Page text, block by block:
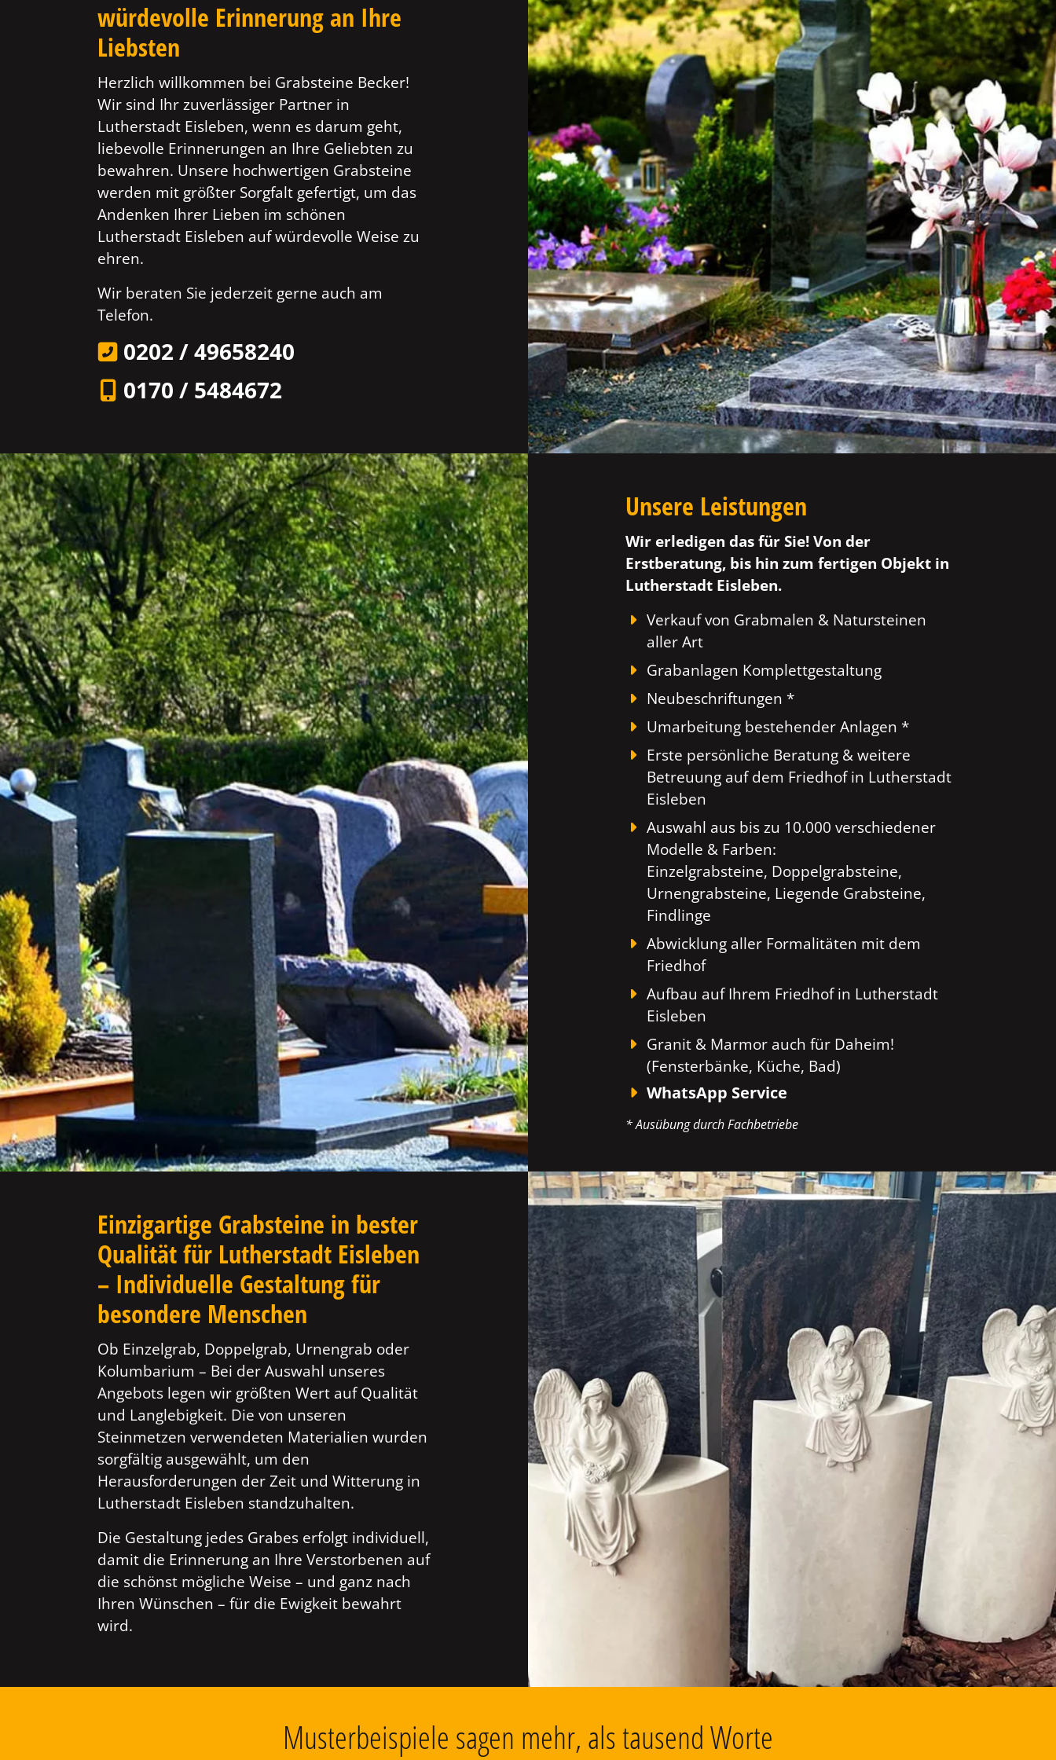
würdevolle Erinnerung an Ihre
Liebsten
Herzlich willkommen bei Grabsteine Becker!
Wir sind Ihr zuverlässiger Partner in
Lutherstadt Eisleben, wenn es darum geht,
liebevolle Erinnerungen an Ihre Geliebten zu
bewahren. Unsere hochwertigen Grabsteine
werden mit größter Sorgfalt gefertigt, um das
Andenken Ihrer Lieben im schönen
Lutherstadt Eisleben auf würdevolle Weise zu
ehren.
Wir beraten Sie jederzeit gerne auch am
Telefon.
0202 / 49658240
0170 / 5484672
Unsere Leistungen
Wir erledigen das für Sie! Von der
Erstberatung, bis hin zum fertigen Objekt in
Lutherstadt Eisleben.
Verkauf von Grabmalen & Natursteinen
aller Art
Grabanlagen Komplettgestaltung
Neubeschriftungen *
Umarbeitung bestehender Anlagen *
Erste persönliche Beratung & weitere
Betreuung auf dem Friedhof in Lutherstadt
Eisleben
Auswahl aus bis zu 10.000 verschiedener
Modelle & Farben:
Einzelgrabsteine, Doppelgrabsteine,
Urnengrabsteine, Liegende Grabsteine,
Findlinge
Abwicklung aller Formalitäten mit dem
Friedhof
Aufbau auf Ihrem Friedhof in Lutherstadt
Eisleben
Granit & Marmor auch für Daheim!
(Fensterbänke, Küche, Bad)
WhatsApp Service
* Ausübung durch Fachbetriebe
Einzigartige Grabsteine in bester
Qualität für Lutherstadt Eisleben
– Individuelle Gestaltung für
besondere Menschen
Ob Einzelgrab, Doppelgrab, Urnengrab oder
Kolumbarium – Bei der Auswahl unseres
Angebots legen wir größten Wert auf Qualität
und Langlebigkeit. Die von unseren
Steinmetzen verwendeten Materialien wurden
sorgfältig ausgewählt, um den
Herausforderungen der Zeit und Witterung in
Lutherstadt Eisleben standzuhalten.
Die Gestaltung jedes Grabes erfolgt individuell,
damit die Erinnerung an Ihre Verstorbenen auf
die schönst mögliche Weise – und ganz nach
Ihren Wünschen – für die Ewigkeit bewahrt
wird.
Musterbeispiele sagen mehr, als tausend Worte